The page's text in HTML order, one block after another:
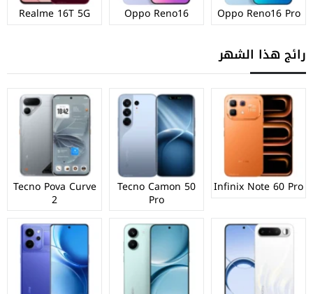
Oppo Reno16 Pro
Oppo Reno16
Realme 16T 5G
رائج هذا الشهر
Infinix Note 60 Pro
Tecno Camon 50
Pro
Tecno Pova Curve
2